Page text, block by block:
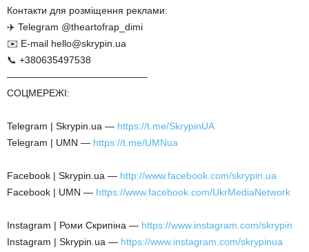
Контакти для розміщення реклами:
✈️ Telegram @theartofrap_dimi
✉️ E-mail hello@skrypin.ua
📞 +380635497538
——————————————–
СОЦМЕРЕЖІ:
Telegram | Skrypin.ua — https://t.me/SkrypinUA
Telegram | UMN — https://t.me/UMNua
Facebook | Skrypin.ua — http://www.facebook.com/skrypin.ua
Facebook | UMN — https://www.facebook.com/UkrMediaNetwork
Instagram | Роми Скрипіна — https://www.instagram.com/skrypin
Instagram | Skrypin.ua — https://www.instagram.com/skrypinua